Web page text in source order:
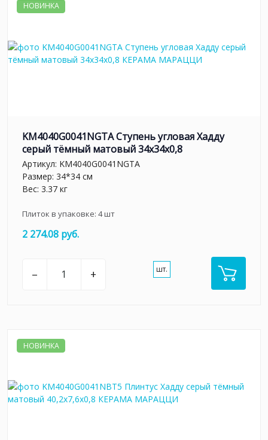
НОВИНКА
KM4040G0041NGTA Ступень угловая Хадду
серый тёмный матовый 34x34x0,8
Артикул: KM4040G0041NGTA
Размер: 34*34 см
Вес: 3.37 кг
Плиток в упаковке: 4шт
2 274.08 руб.
– + шт.
НОВИНКА